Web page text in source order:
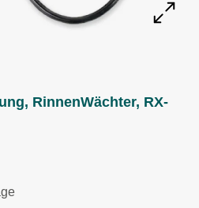
RinnenWächter, RX-